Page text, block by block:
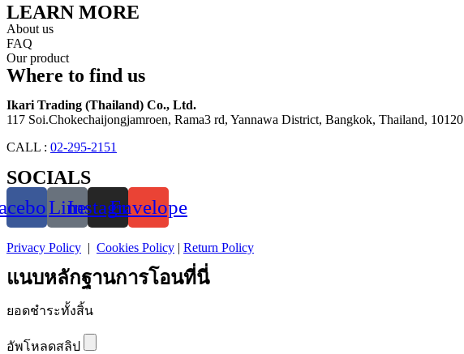
LEARN MORE
About us
FAQ
Our product
Where to find us
Ikari Trading (Thailand) Co., Ltd.
117 Soi.Chokechaijongjamroen, Rama3 rd, Yannawa District, Bangkok, Thailand, 10120
CALL : 02-295-2151
SOCIALS
LineInstagramEnvelope
Privacy Policy | Cookies Policy | Return Policy
แนบหลักฐานการโอนที่นี่
ยอดชำระทั้งสิ้น
อัพโหลดสลิป